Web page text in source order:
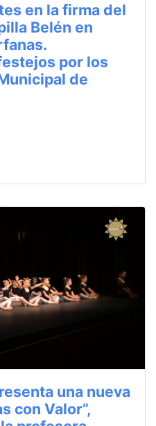
en la firma del
Belén en
por los
de
una nueva
con Valor”,